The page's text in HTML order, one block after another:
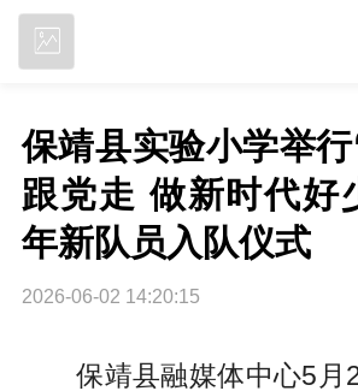
保靖县实验小学举
跟党走 做新时代好
年新队员入队仪式
2026-06-02 14:20:15
保靖县融媒体中心5月